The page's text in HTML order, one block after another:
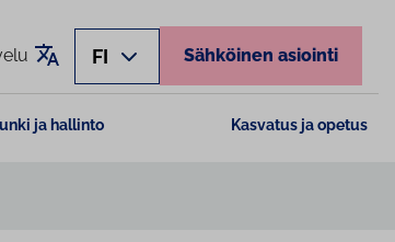
Käännä sivu
FI Sähköinen asiointi
ja hallinto Kasvatus ja opetus